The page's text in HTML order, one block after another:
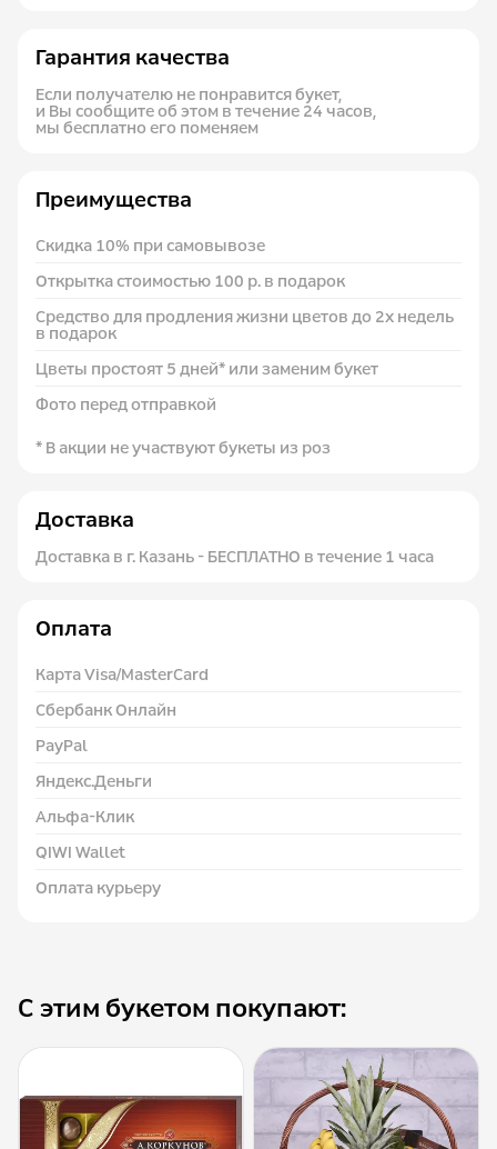
Гарантия качества
Если получателю не понравится букет,
и Вы сообщите об этом в течение 24 часов,
мы бесплатно его поменяем
Преимущества
Скидка 10% при самовывозе
Открытка стоимостью 100 р. в подарок
Средство для продления жизни цветов до 2х недель
в подарок
Цветы простоят 5 дней* или заменим букет
Фото перед отправкой
* В акции не участвуют букеты из роз
Доставка
Доставка в г. Казань - БЕСПЛАТНО в течение 1 часа
Оплата
Карта Visa/MasterCard
Сбербанк Онлайн
PayPal
Яндекс.Деньги
Альфа-Клик
QIWI Wallet
Оплата курьеру
С этим букетом покупают: